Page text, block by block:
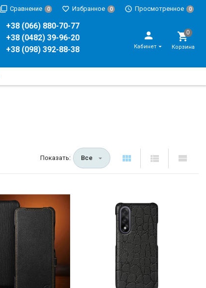
Сравнение 0 Избранное 0 Просмотренное 0
+38 (066) 880-70-77
+38 (0482) 39-96-20
+38 (098) 392-88-38
Кабинет Корзина
Показать: Все